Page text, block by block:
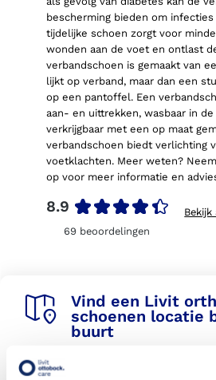
beschermingbieden om infecties
tijdelijke schoen zorgt voor
wonden aan de voeten ontlast
verbandschoen is gemaakt van
lijkt op verband, maar dan een
op een pantoffel. Een
aan- en uittrekken, wasbaar in
verkrijgbaar met een op maat
verbandschoen biedt verlichting
voetklachten. Meer weten?
op voor meer informatie en
8.9
69 beoordelingen
Bekijk
Vind een Livit
schoenen locatie
buurt
u in de buurt